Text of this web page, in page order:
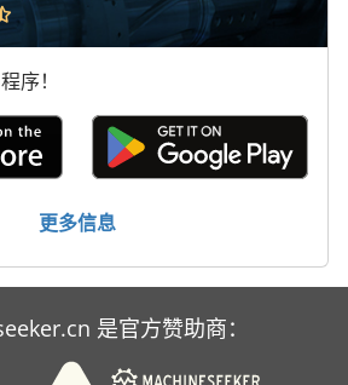
序！
更多信息
是官方赞助商：